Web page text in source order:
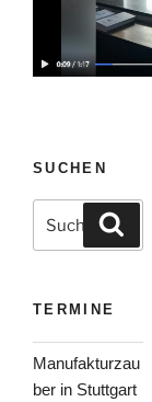
SUCHEN
nach:
TERMINE
Manufakturzau
ber in Stuttgart